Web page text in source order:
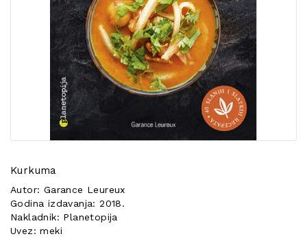
KONTAKT
POSEBNA
Kurkuma
Autor: Garance Leureux
Godina izdavanja: 2018.
Nakladnik: Planetopija
Uvez: meki